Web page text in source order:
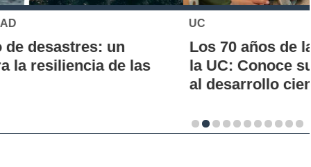
UC
Los 70 años de la Carrera de Química de
la UC: Conoce su historia, hitos y aporte
al desarrollo científico del país